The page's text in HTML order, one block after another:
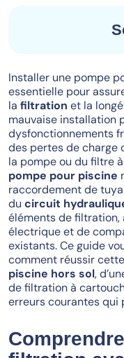
Installer une pompe
essentielle pour
la filtration et la
mauvaise installation
dysfonctionnements
des pertes de charge
la pompe ou du filtre
pompe pour piscine
raccordement de
du circuit
éléments de filtration,
électrique et de
existants. Ce guide
comment réussir cette
piscine hors sol,
de filtration à
erreurs courantes qui